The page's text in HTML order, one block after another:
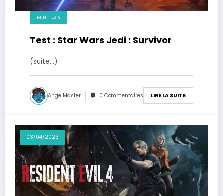
MINI TESTS
Test : Star Wars Jedi : Survivor
(suite…)
AngelMaster 0 Commentaires LIRE LA SUITE
03/04/2023